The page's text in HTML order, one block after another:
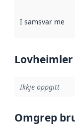
I samsvar med
Lovheimler
Ikkje oppgitt
Omgrep